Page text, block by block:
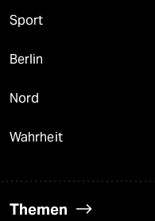
Sport
Berlin
Nord
Wahrheit
Themen